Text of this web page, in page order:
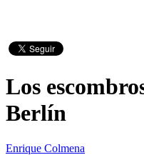
Los
Berlín
Enrique Colmena